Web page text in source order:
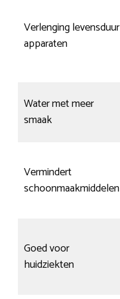
Verlenging levensduur
apparaten
Water met meer
smaak
Vermindert
schoonmaakmiddelen
Goed voor
huidziekten